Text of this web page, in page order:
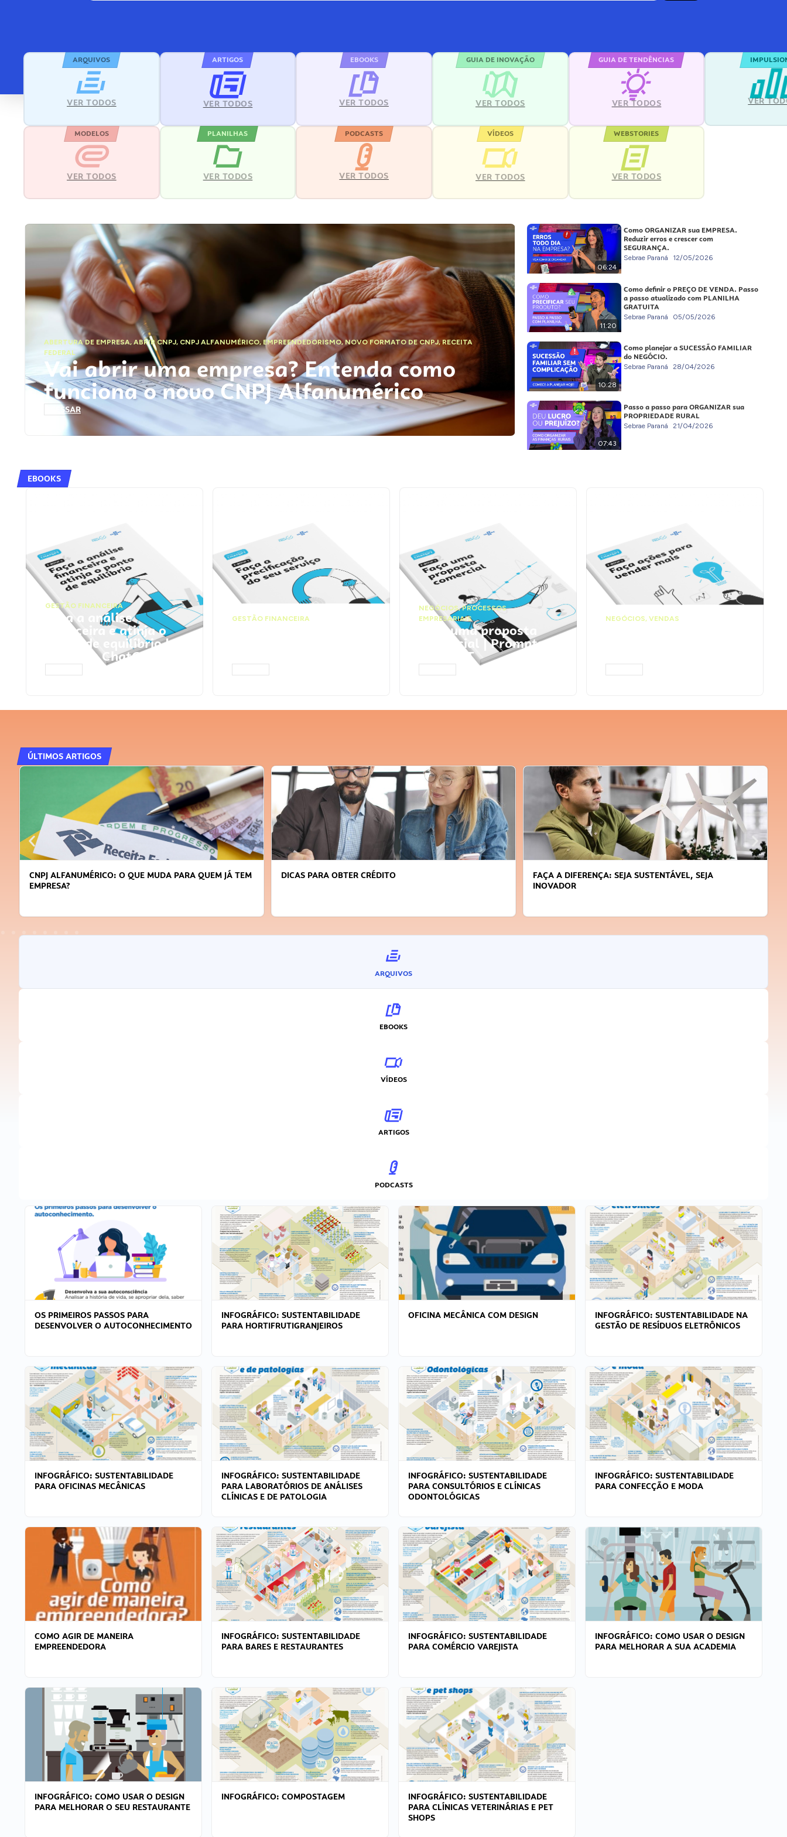
ARQUIVOS
VER TODOS
ARTIGOS
VER TODOS
EBOOKS
VER TODOS
GUIA DE INOVAÇÃO
VER TODOS
GUIA DE TENDÊNCIAS
VER TODOS VER
MODELOS
VER TODOS
PLANILHAS
VER TODOS
PODCASTS
VER TODOS
VÍDEOS
VER TODOS
WEBSTORIES
VER TODOS
ABERTURA DE EMPRESA,ABRIR CNPJ, CNPJ ALFANUMÉRICO, EMPREENDEDORISMO,NOVO FORMATO DE CNPJ,RECEITA
FEDERAL
Vai abrir uma empresa? Entenda como
funciona o novo CNPJ Alfanumérico
ACESSAR
06:24
Como ORGANIZAR sua EMPRESA.
Reduzir erros e crescer com
SEGURANÇA.
Sebrae Paraná 12/05/2026
11:20
Como definir o PREÇO DE VENDA. Passo
a passo atualizado com PLANILHA
GRATUITA
Sebrae Paraná 05/05/2026
10:28
Como planejar a SUCESSÃO FAMILIAR
do NEGÓCIO.
Sebrae Paraná 28/04/2026
07:43
Passo a passo para ORGANIZAR sua
PROPRIEDADE RURAL
Sebrae Paraná 21/04/2026
EBOOKS
GESTÃO FINANCEIRA
Faça a análise
financeira e atinja o
ponto de equilíbrio |
Prompts ChatGPT
GESTÃO FINANCEIRA
NEGÓCIOS,PROCESSOS
EMPRESARIAIS
Faça uma proposta
comercial | Prompts
ChatGPT
NEGÓCIOS, VENDAS
ÚLTIMOS ARTIGOS
DICAS PARA OBTER CRÉDITO
FAÇA A DIFERENÇA: SEJA SUSTENTÁVEL, SEJA
APRENDA A GERENCIAR O SEU TEMPO
ARQUIVOS
EBOOKS
VÍDEOS
ARTIGOS
PODCASTS
OS PRIMEIROS PASSOS PARA
DESENVOLVER O AUTOCONHECIMENTO
INFOGRÁFICO: SUSTENTABILIDADE
PARA HORTIFRUTIGRANJEIROS
OFICINA MECÂNICA COM DESIGN
INFOGRÁFICO: SUSTENTABILIDADE NA
GESTÃO DE RESÍDUOS ELETRÔNICOS
INFOGRÁFICO: SUSTENTABILIDADE
PARA OFICINAS MECÂNICAS
INFOGRÁFICO: SUSTENTABILIDADE
PARA LABORATÓRIOS DE ANÁLISES
CLÍNICAS E DE PATOLOGIA
INFOGRÁFICO: SUSTENTABILIDADE
PARA CONSULTÓRIOS E CLÍNICAS
ODONTOLÓGICAS
INFOGRÁFICO: SUSTENTABILIDADE
PARA CONFECÇÃO E MODA
COMO AGIR DE MANEIRA
EMPREENDEDORA
INFOGRÁFICO: SUSTENTABILIDADE
PARA BARES E RESTAURANTES
INFOGRÁFICO: SUSTENTABILIDADE
PARA COMÉRCIO VAREJISTA
INFOGRÁFICO: COMO USAR O DESIGN
PARA MELHORAR A SUA ACADEMIA
INFOGRÁFICO: COMO USAR O DESIGN
PARA MELHORAR O SEU RESTAURANTE
INFOGRÁFICO: COMPOSTAGEM
INFOGRÁFICO: SUSTENTABILIDADE
PARA CLÍNICAS VETERINÁRIAS E PET
SHOPS